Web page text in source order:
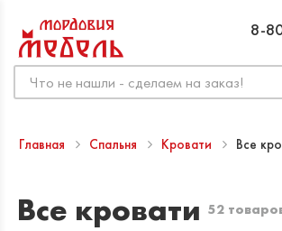
8-
Главная Спальня Кровати Все
Все кровати 52